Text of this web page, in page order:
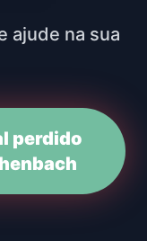
ajude na sua
perdido